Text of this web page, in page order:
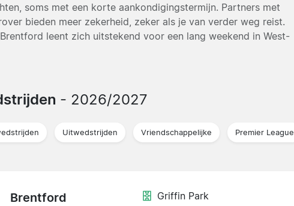
soms met een korte aankondigingstermijn. Partners met
bieden meer zekerheid, zeker als je van verder weg reist.
leent zich uitstekend voor een lang weekend in West-
- 2026/2027
Uitwedstrijden Vriendschappelijke Premier League
Brentford
Griffin Park